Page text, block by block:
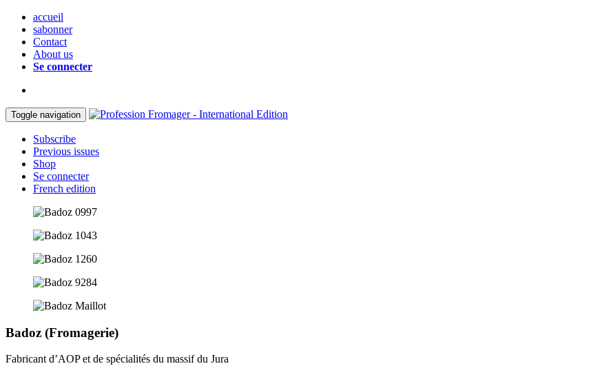
accueil
sabonner
Contact
About us
Se connecter
Toggle navigation
Subscribe
Previous issues
Shop
Se connecter
French edition
Badoz (Fromagerie)
Fabricant d’AOP et de spécialités du massif du Jura